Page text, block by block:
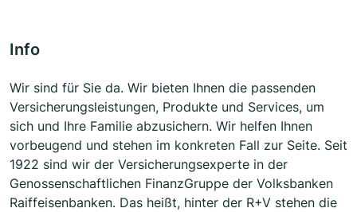
Info
Wir sind für Sie da. Wir bieten Ihnen die passenden
Versicherungsleistungen, Produkte und Services, um
sich und Ihre Familie abzusichern. Wir helfen Ihnen
vorbeugend und stehen im konkreten Fall zur Seite. Seit
1922 sind wir der Versicherungsexperte in der
Genossenschaftlichen FinanzGruppe der Volksbanken
Raiffeisenbanken. Das heißt, hinter der R+V stehen die